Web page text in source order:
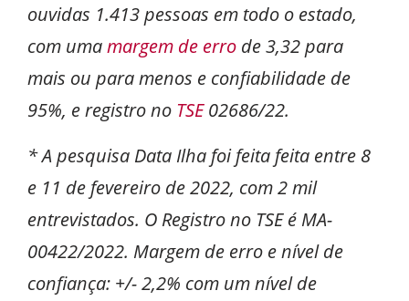
ouvidas 1.413 pessoas em todo o estado,
com umamargem de erro de 3,32 para
mais ou para menos e confiabilidade de
95%, e registro no TSE02686/22.
* A pesquisa Data Ilha foi feita feita entre 8
e 11 de fevereiro de 2022, com 2 mil
entrevistados. O Registro no TSE é MA-
00422/2022. Margem de erro e nível de
confiança: +/- 2,2% com um nível de